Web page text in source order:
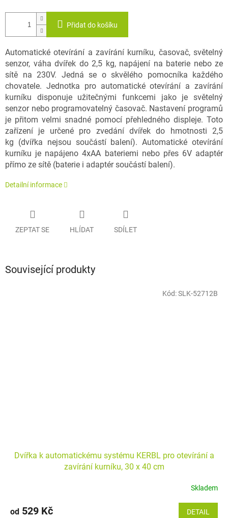
Přidat do košíku
Automatické otevírání a zavírání kurníku, časovač, světelný
senzor, váha dvířek do 2,5 kg, napájení na baterie nebo ze
sítě na 230V. Jedná se o skvělého pomocníka každého
chovatele. Jednotka pro automatické otevírání a zavírání
kurníku disponuje užitečnými funkcemi jako je světelný
senzor nebo programovatelný časovač. Nastavení programů
je přitom velmi snadné pomocí přehledného displeje. Toto
zařízení je určené pro zvedání dvířek do hmotnosti 2,5
kg (dvířka nejsou součástí balení). Automatické otevírání
kurníku je napájeno 4xAA bateriemi nebo přes 6V adaptér
přímo ze sítě (baterie i adaptér součástí balení).
Detailní informace
ZEPTAT SE HLÍDAT SDÍLET
Související produkty
Dvířka k automatickému systému KERBL pro otevírání a
zavírání kurníku, 30 x 40 cm
Skladem
od 529 Kč DETAIL
Kód:SLK-52712B